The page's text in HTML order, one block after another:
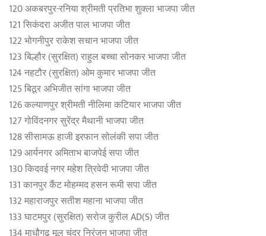
120 अकबरपुर-रनिया श्रीमती प्रतिभा शुक्ला भाजपा जीत
121 सिकंदरा अजीत पाल भाजपा जीत
122 भोगनीपुर राकेश सचान भाजपा जीत
123 बिल्हौर (सुरक्षित) राहुल बच्चा सोनकर भाजपा जीत
124 नहटौर (सुरक्षित) ओम कुमार भाजपा जीत
125 बिठूर अभिजीत सांगा भाजपा जीत
126 कल्याणपुर श्रीमती नीलिमा कटियार भाजपा जीत
127 गोविंदनगर सुरेंद्र मैथानी भाजपा जीत
128 सीसामऊ हाजी इरफान सोलंकी सपा जीत
129 आर्यनगर अमिताभ बाजपेई सपा जीत
130 किदवई नगर महेश त्रिवेदी भाजपा जीत
131 कानपुर कैंट मोहम्मद हसन रूमी सपा जीत
132 महाराजपुर सतीश महाना भाजपा जीत
133 घाटमपुर (सुरक्षित) सरोज कुरील AD(S) जीत